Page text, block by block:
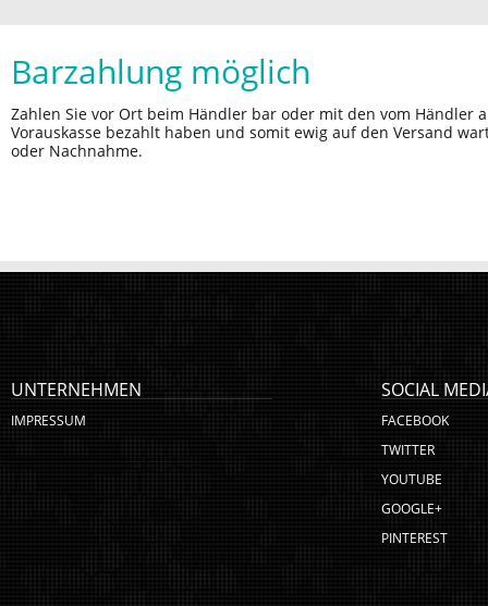
Barzahlung möglich
Zahlen Sie vor Ort beim Händler bar oder mit den vom Händler
Vorauskasse bezahlt haben und somit ewig auf den Versand
oder Nachnahme.
UNTERNEHMEN
IMPRESSUM
SOCIAL
FACEBOOK
TWITTER
YOUTUBE
GOOGLE+
PINTEREST